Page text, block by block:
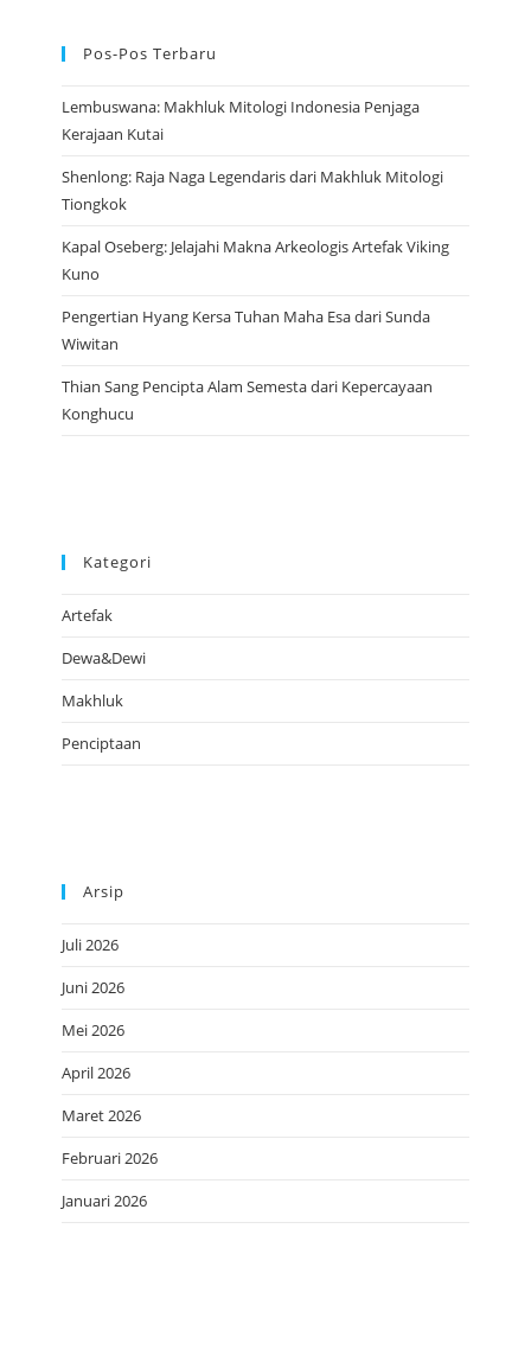
Pos-Pos Terbaru
Lembuswana: Makhluk Mitologi Indonesia Penjaga
Kerajaan Kutai
Shenlong: Raja Naga Legendaris dari Makhluk Mitologi
Tiongkok
Kapal Oseberg: Jelajahi Makna Arkeologis Artefak Viking
Kuno
Pengertian Hyang Kersa Tuhan Maha Esa dari Sunda
Wiwitan
Thian Sang Pencipta Alam Semesta dari Kepercayaan
Konghucu
Kategori
Artefak
Dewa&Dewi
Makhluk
Penciptaan
Arsip
Juli 2026
Juni 2026
Mei 2026
April 2026
Maret 2026
Februari 2026
Januari 2026